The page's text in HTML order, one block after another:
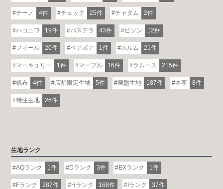
チーノ 4件 チェック 25件 チャタム 2件
ハコニワ 19件 パステラ 43件 ビソン 12件
フィール 20件 ベアボア 1件 ホルム 21件
マーキュリー 1件 マーブル 16件 ラムース 215件
帆布 4件 店舗限定生地 5件 廃盤生地 187件 本革 8件
特注生地 26件
生地ランク
AQランク 1件 Dランク 3件 EXランク 1件
Fランク 287件 Hランク 168件 Iランク 37件